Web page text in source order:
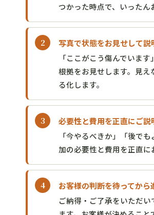
つかった時点で、いったん
写真で状態をお見せして説
「ここがこう傷んでいま
根拠をお見せします。見え
る化します。
必要性と費用を正直にご説
「今やるべきか」「後で
加の必要性と費用を正直に
お客様の判断を待ってから
ご納得・ご了承をいただ